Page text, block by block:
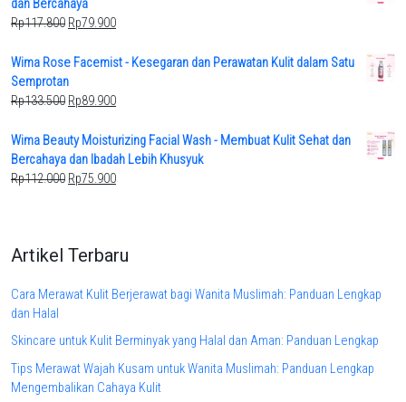
dan Bercahaya
Rp117.800 Original
was:
Rp117.800.
Rp79.900Current
is:
Wima Rose Facemist - Kesegaran dan Perawatan Kulit dalam Satu
Semprotan
Rp133.500 Original
was:
Rp133.500.
Rp89.900Current
is:
Rp89.900.
Wima Beauty Moisturizing Facial Wash - Membuat Kulit Sehat dan
Bercahaya dan Ibadah Lebih Khusyuk
Rp112.000 Original
Rp75.900Current
Artikel Terbaru
Cara Merawat Kulit Berjerawat bagi Wanita Muslimah: Panduan Lengkap
dan Halal
Skincare untuk Kulit Berminyak yang Halal dan Aman: Panduan Lengkap
Tips Merawat Wajah Kusam untuk Wanita Muslimah: Panduan Lengkap
Mengembalikan Cahaya Kulit